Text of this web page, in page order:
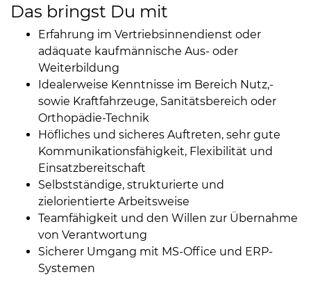
Das bringst Du mit
Erfahrung im Vertriebsinnendienst oder
adäquate kaufmännische Aus- oder
Weiterbildung
Idealerweise Kenntnisse im Bereich Nutz,-
sowie Kraftfahrzeuge, Sanitätsbereich oder
Orthopädie-Technik
Höfliches und sicheres Auftreten, sehr gute
Kommunikationsfähigkeit, Flexibilität und
Einsatzbereitschaft
Selbstständige, strukturierte und
zielorientierte Arbeitsweise
Teamfähigkeit und den Willen zur Übernahme
von Verantwortung
Sicherer Umgang mit MS-Office und ERP-
Systemen